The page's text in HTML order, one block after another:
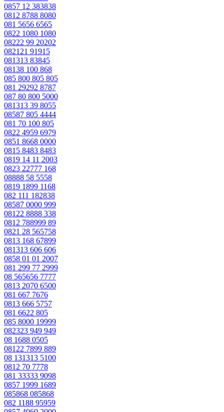
0857 12 383838
0812 8788 8080
081 5656 6565
0822 1080 1080
08222 99 20202
082121 91915
081313 83845
08138 100 868
085 800 805 805
081 29292 8787
087 80 800 5000
081313 39 8055
08587 805 4444
081 70 100 805
0822 4959 6979
0851 8668 0000
0815 8483 8483
0819 14 11 2003
0823 22777 168
08888 58 5558
0819 1899 1168
082 111 182838
08587 0000 999
08122 8888 338
0812 788999 89
0821 28 565758
0813 168 67899
081313 606 606
0858 01 01 2007
081 299 77 2999
08 565656 7777
0813 2070 6500
081 667 7676
0813 666 5757
081 6622 805
085 8000 19999
082323 949 949
08 1688 0505
08122 7899 889
08 131313 5100
0812 70 7778
081 33333 9098
0857 1999 1689
085868 085868
082 1188 95959